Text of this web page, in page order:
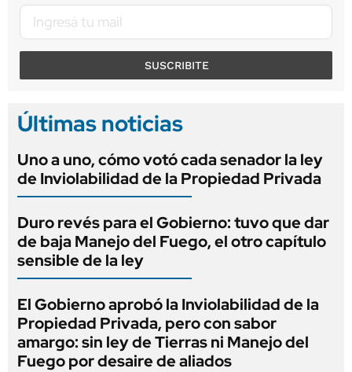
SUSCRIBITE
Últimas noticias
Uno a uno, cómo votó cada senador la ley
de Inviolabilidad de la Propiedad Privada
Duro revés para el Gobierno: tuvo que dar
de baja Manejo del Fuego, el otro capítulo
sensible de la ley
El Gobierno aprobó la Inviolabilidad de la
Propiedad Privada, pero con sabor
amargo: sin ley de Tierras ni Manejo del
Fuego por desaire de aliados